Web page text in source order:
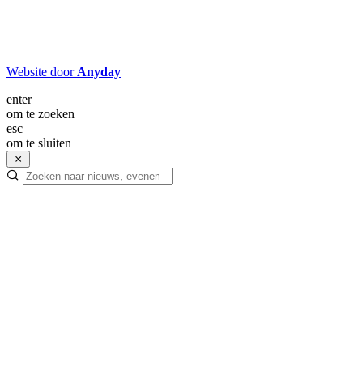
Website door Anyday
enter
om te zoeken
esc
om te sluiten